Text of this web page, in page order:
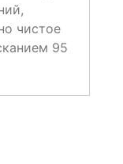
чистое
95